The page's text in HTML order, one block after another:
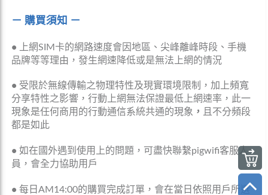
－ 購買須知 －
•
上網SIM卡的網路速度會因地區、尖峰離峰時段、手機
品牌等等理由，發生網速降低或是無法上網的情況
• 受限於無線傳輸之物理特性及現實環境限制，加上頻寬
分享特性之影響，行動上網無法保證最低上網速率，此一
現象是任何商用的行動通信系統共通的現象 ，
且不分頻段
都是如此
• 如在國外遇到使用上的問題，可盡快聯繫pigwifi客服人
員，會全力協助用戶
• 每日AM14:00的購買完成訂單，會在當日依照用戶所選